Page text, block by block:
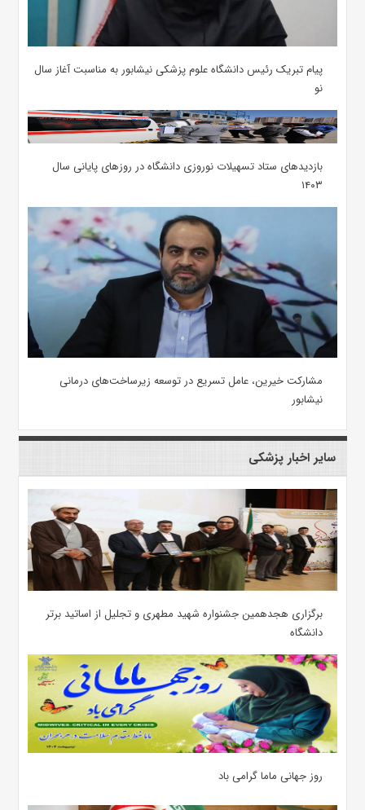
پیام تبریک رئیس دانشگاه علوم پزشکی نیشابور به مناسبت آغاز سال
نو
بازدیدهای ستاد تسهیلات نوروزی دانشگاه در روزهای پایانی سال
۱۴۰۳
مشارکت خیرین، عامل تسریع در توسعه زیرساخت‌های درمانی
نیشابور
سایر اخبار پزشکی
برگزاری هجدهمین جشنواره شهید مطهری و تجلیل از اساتید برتر
دانشگاه
روز جهانی ماما گرامی باد